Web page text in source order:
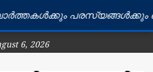
പരസ്യങ്ങൾക്കും
6, 2026